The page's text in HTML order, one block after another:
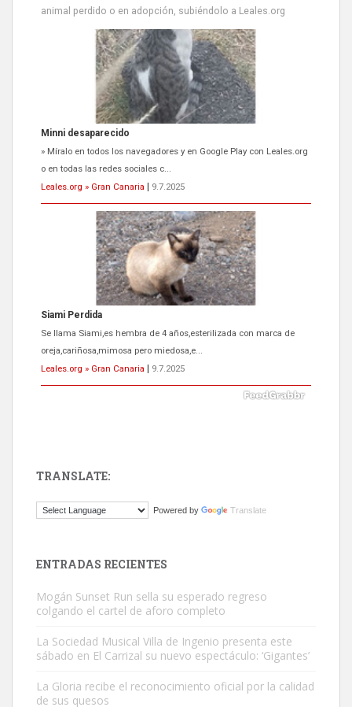
animal perdido o en adopción, subiéndolo a Leales.org
Minni desaparecido
» Míralo en todos los navegadores y en Google Play con Leales.org
o en todas las redes sociales c...
Leales.org » Gran Canaria
9.7.2025
Siami Perdida
Se llama Siami,es hembra de 4 años,esterilizada con marca de
oreja,cariñosa,mimosa pero miedosa,e...
Leales.org » Gran Canaria
9.7.2025
El ayuntamiento se va a llevar a Los Gatos callejeros de la zona los
Este gato macho ha aparecido en la calle hace menos de un mes,
TRANSLATE:
Powered by Translate
ENTRADAS RECIENTES
Mogán Sunset Run sella su esperado regreso
colgando el cartel de aforo completo
La Sociedad Musical Villa de Ingenio presenta este
sábado en El Carrizal su nuevo espectáculo: ‘Gigantes’
La Gloria recibe el reconocimiento oficial por la calidad
de sus quesos